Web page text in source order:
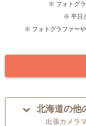
※ フォトグ
※ 平日
※ フォトグラファー
北海道の他
出張カメラ